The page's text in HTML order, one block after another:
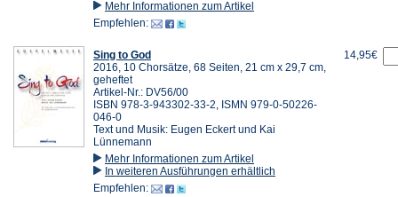
Mehr Informationen zum Artikel
Empfehlen:
Sing to God
2016, 10 Chorsätze, 68 Seiten, 21 cm x 29,7 cm,
geheftet
Artikel-Nr.: DV56/00
ISBN 978-3-943302-33-2, ISMN 979-0-50226-
046-0
Text und Musik: Eugen Eckert und Kai
Lünnemann
Mehr Informationen zum Artikel
In weiteren Ausführungen erhältlich
Empfehlen:
14,95€